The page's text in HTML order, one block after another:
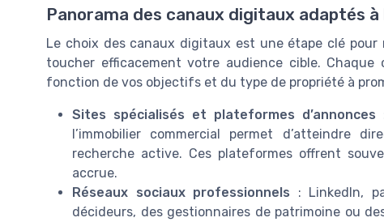
Panorama des canaux digitaux adaptés
Le choix des canaux digitaux est une étape clé
toucher efficacement votre audience cible.
fonction de vos objectifs et du type de propriété à
Sites spécialisés et plateformes d’annonces
l’immobilier commercial permet d’atteindre
recherche active. Ces plateformes offrent
accrue.
Réseaux sociaux professionnels : LinkedIn,
décideurs, des gestionnaires de patrimoine ou